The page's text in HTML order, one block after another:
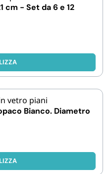
cm - Set da 6 e 12
Bianco. Diametro